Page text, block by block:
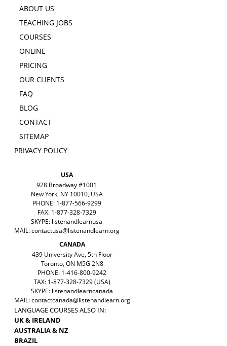
ABOUT US
TEACHING JOBS
COURSES
ONLINE
PRICING
OUR CLIENTS
FAQ
BLOG
CONTACT
SITEMAP
PRIVACY POLICY
USA
928 Broadway #1001
New York, NY 10010, USA
PHONE: 1-877-566-9299
FAX: 1-877-328-7329
SKYPE: listenandlearnusa
MAIL:contactusa@listenandlearn.org
CANADA
439 University Ave, 5th Floor
Toronto, ON M5G 2N8
PHONE: 1-416-800-9242
TAX: 1-877-328-7329 (USA)
SKYPE: listenandlearncanada
MAIL:contactcanada@listenandlearn.org
LANGUAGE COURSES ALSO IN:
UK & IRELAND
AUSTRALIA & NZ
BRAZIL